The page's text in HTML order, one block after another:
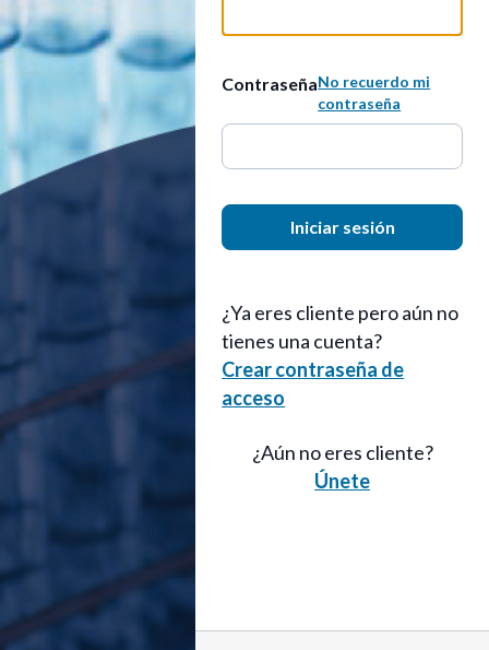
ContraseñaNo recuerdo mi
contraseña
Iniciar sesión
¿Ya eres cliente pero aún no
tienes una cuenta?
Crear contraseña de
acceso
¿Aún no eres cliente?
Únete